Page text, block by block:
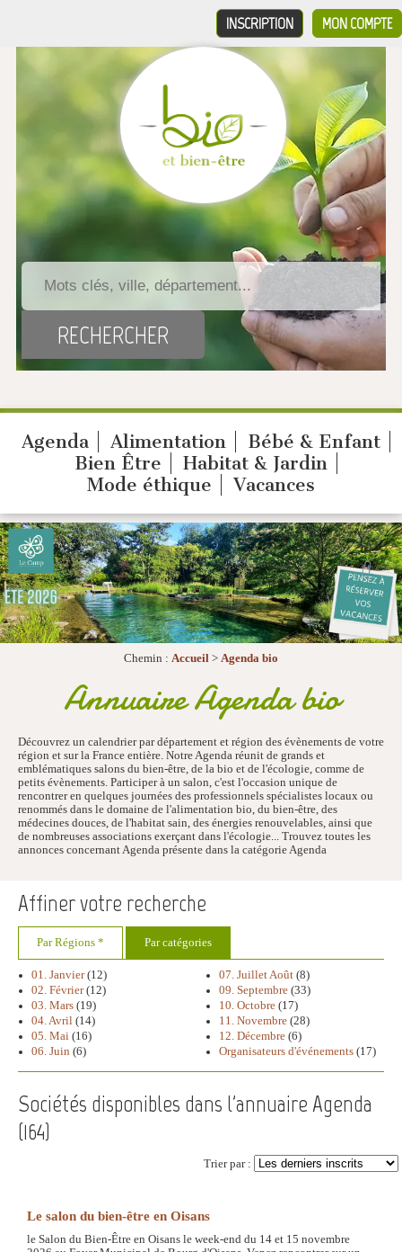
MON COMPTE
INSCRIPTION
Agenda Alimentation
Bébé & Enfant
Bien Être
Habitat & Jardin
Mode éthique
Vacances
Chemin : Accueil > Agenda bio
Annuaire Agenda bio
Découvrez un calendrier par département et région des évènements de votre
région et sur la France entière. Notre Agenda réunit de grands et
emblématiques salons du bien-être, de la bio et de l'écologie, comme de
petits évènements. Participer à un salon, c'est l'occasion unique de
rencontrer en quelques journées des professionnels spécialistes locaux ou
renommés dans le domaine de l'alimentation bio, du bien-être, des
médecines douces, de l'habitat sain, des énergies renouvelables, ainsi que
de nombreuses associations exerçant dans l'écologie... Trouvez toutes les
annonces concernant Agenda présente dans la catégorie Agenda
Affiner votre recherche
Par Régions * Par catégories
01. Janvier(12)
02. Février(12)
03. Mars (19)
04. Avril (14)
05. Mai (16)
06. Juin (6)
07. Juillet Août (8)
09. Septembre(33)
10. Octobre (17)
11. Novembre (28)
12. Décembre (6)
Organisateurs d'événements (17)
Sociétés disponibles dans l'annuaire Agenda
(164)
Trier par :
Le salon du bien-être en Oisans
le Salon du Bien-Être en Oisans le week-end du 14 et 15 novembre